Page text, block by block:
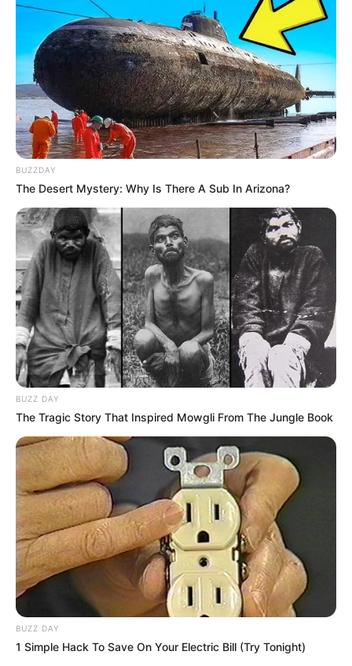
BUZZDAY
The Desert Mystery: Why Is There A Sub In Arizona?
BUZZ DAY
The Tragic Story That Inspired Mowgli From The Jungle Book
BUZZ DAY
1 Simple Hack To Save On Your Electric Bill (Try Tonight)